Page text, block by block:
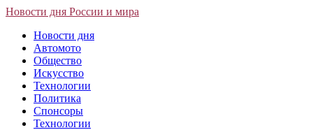
Новости дня России и мира
Новости дня
Автомото
Общество
Искусство
Технологии
Политика
Спонсоры
Технологии